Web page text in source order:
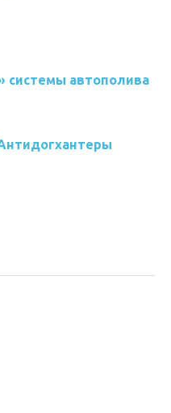
системы автополива